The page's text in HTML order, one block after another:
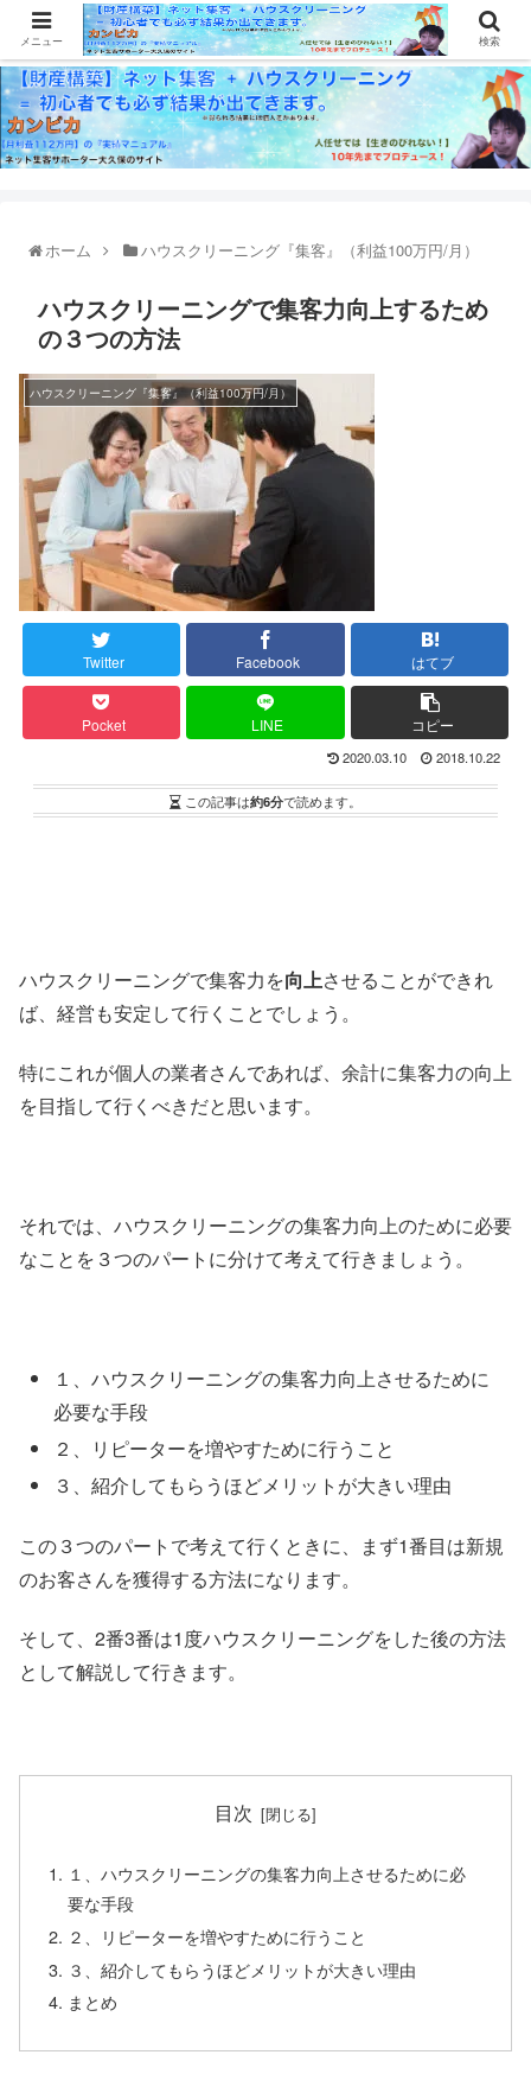
ホーム ハウスクリーニング『集客』（利益100万円/月）
ハウスクリーニングで集客力向上するため
の３つの方法
ハウスクリーニング『集客』（利益100万円/月）
Twitter Facebook はてブ
Pocket LINE コピー
2020.03.10 2018.10.22
この記事は約6分で読めます。
ハウスクリーニングで集客力を向上させることができれ
ば、経営も安定して行くことでしょう。
特にこれが個人の業者さんであれば、余計に集客力の向上
を目指して行くべきだと思います。
それでは、ハウスクリーニングの集客力向上のために必要
なことを３つのパートに分けて考えて行きましょう。
１、ハウスクリーニングの集客力向上させるために
必要な手段
２、リピーターを増やすために行うこと
３、紹介してもらうほどメリットが大きい理由
この３つのパートで考えて行くときに、まず1番目は新規
のお客さんを獲得する方法になります。
そして、2番3番は1度ハウスクリーニングをした後の方法
として解説して行きます。
目次
１、ハウスクリーニングの集客力向上させるために必
要な手段
２、リピーターを増やすために行うこと
３、紹介してもらうほどメリットが大きい理由
まとめ
メニュー 検索